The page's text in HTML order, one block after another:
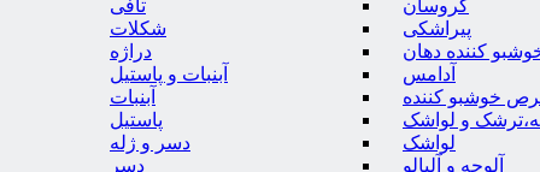
کروسان
پیراشکی
کننده دهان
آدامس
خوشبو کننده
و لواشک
لواشک
آلوچه و آلبالو
تافی
شکلات
دراژه
آبنبات و پاستیل
آبنبات
پاستیل
دسر و ژله
دسر